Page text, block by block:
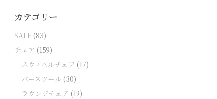
カテゴリー
SALE (83)
チェア (159)
スウィベルチェア (17)
バースツール (30)
ラウンジチェア (19)